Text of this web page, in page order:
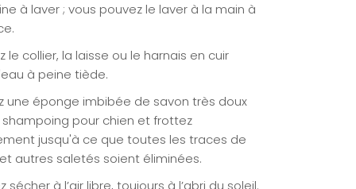
à laver ; vous pouvez le laver à la main à
le collier, la laisse ou le harnais en cuir
à peine tiède.
une éponge imbibée de savon très doux
pour chien et frottez
jusqu'à ce que toutes les traces de
autres saletés soient éliminées.
sécher à l’air libre, toujours à l’abri du soleil.